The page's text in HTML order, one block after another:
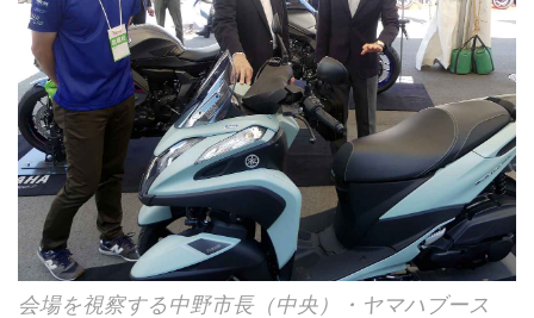
会場を視察する中野市長（中央）・ヤマハブース